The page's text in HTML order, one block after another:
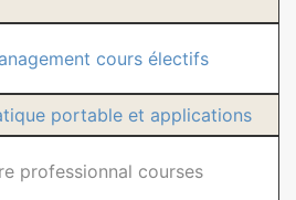
cours électifs
portable et applications
professionnal courses